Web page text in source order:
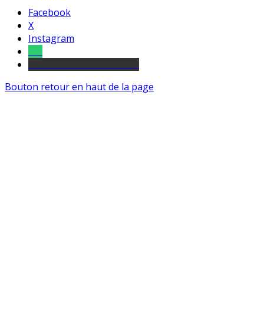
Facebook
X
Instagram
Bouton retour en haut de la page